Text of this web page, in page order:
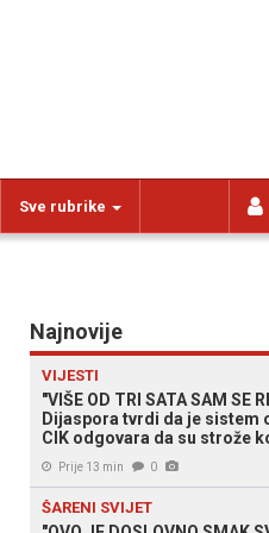
Sve rubrike
Najnovije
VIJESTI
"VIŠE OD TRI SATA SAM SE
Dijaspora tvrdi da je sistem
CIK odgovara da su strože
Prije 13 min 0
ŠARENI SVIJET